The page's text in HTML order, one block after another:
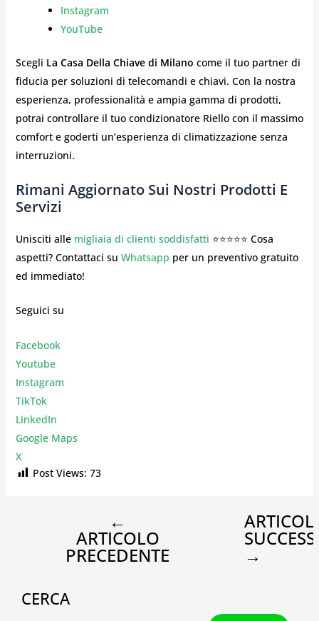
Instagram
YouTube
Scegli La Casa Della Chiave di Milano come il tuo partner di
fiducia per soluzioni di telecomandi e chiavi. Con la nostra
esperienza, professionalità e ampia gamma di prodotti,
potrai controllare il tuo condizionatore Riello con il massimo
comfort e goderti un’esperienza di climatizzazione senza
interruzioni.
Rimani Aggiornato Sui Nostri Prodotti E
Servizi
Unisciti alle migliaia di clienti soddisfatti ⭐⭐⭐⭐⭐ Cosa
aspetti? Contattaci su Whatsapp per un preventivo gratuito
ed immediato!
Seguici su
Facebook
Youtube
Instagram
TikTok
LinkedIn
Google Maps
X
Post Views: 73
←
ARTICOLO
PRECEDENTE →
CERCA